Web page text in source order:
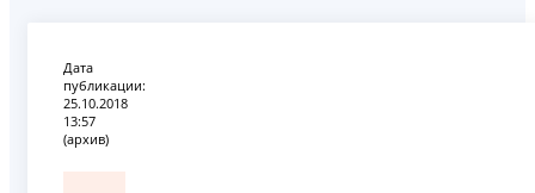
Дата
публикации:
25.10.2018
13:57
(архив)